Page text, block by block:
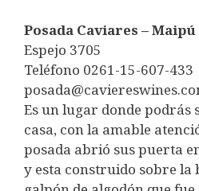
Posada Caviares – Maipú
Espejo 3705
Teléfono 0261-15-607-433
Es un lugar donde podrás
casa, con la amable
posada abrió sus puerta
y esta construido sobre la